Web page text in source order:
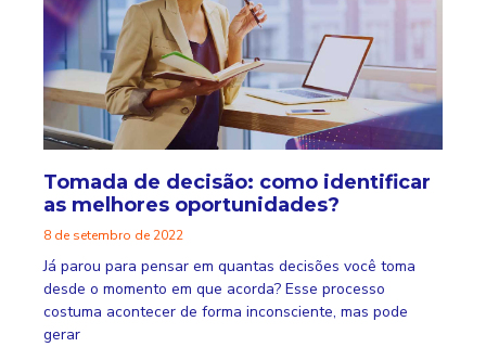
Tomada de decisão: como identificar
as melhores oportunidades?
8 de setembro de 2022
Já parou para pensar em quantas decisões você toma
desde o momento em que acorda? Esse processo
costuma acontecer de forma inconsciente, mas pode
gerar